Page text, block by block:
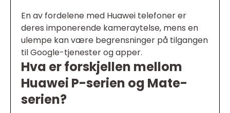
En av fordelene med Huawei telefoner er
deres imponerende kameraytelse, mens en
ulempe kan være begrensninger på tilgangen
til Google-tjenester og apper.
Hva er forskjellen mellom
Huawei P-serien og Mate-
serien?